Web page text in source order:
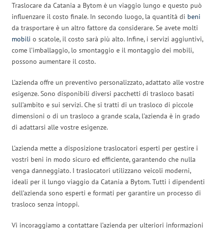
Traslocare da Catania a Bytom è un viaggio lungo e questo può
influenzare il costo finale. In secondo luogo, la quantità di beni
da trasportare è un altro fattore da considerare. Se avete molti
mobili o scatole, il costo sarà più alto. Infine, i servizi aggiuntivi,
come l’imballaggio, lo smontaggio e il montaggio dei mobili,
possono aumentare il costo.
L’azienda offre un preventivo personalizzato, adattato alle vostre
esigenze. Sono disponibili diversi pacchetti di trasloco basati
sull’ambito e sui servizi. Che si tratti di un trasloco di piccole
dimensioni o di un trasloco a grande scala, l’azienda è in grado
di adattarsi alle vostre esigenze.
L’azienda mette a disposizione traslocatori esperti per gestire i
vostri beni in modo sicuro ed efficiente, garantendo che nulla
venga danneggiato. I traslocatori utilizzano veicoli moderni,
ideali per il lungo viaggio da Catania a Bytom. Tutti i dipendenti
dell’azienda sono esperti e formati per garantire un processo di
trasloco senza intoppi.
Vi incoraggiamo a contattare l’azienda per ulteriori informazioni